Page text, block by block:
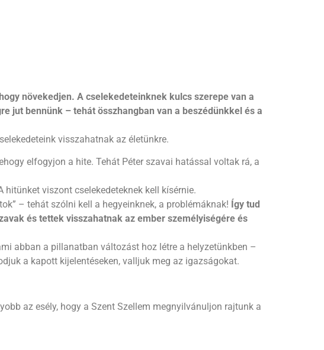
növekedjen. A cselekedeteinknek kulcs szerepe van a
jut bennünk – tehát összhangban van a beszédünkkel és a
visszahatnak az életünkre.
elfogyjon a hite. Tehát Péter szavai hatással voltak rá, a
viszont cselekedeteknek kell kísérnie.
– tehát szólni kell a hegyeinknek, a problémáknak! Így tud
és tettek visszahatnak az ember személyiségére és
abban a pillanatban változást hoz létre a helyzetünkben –
a kapott kijelentéseken, valljuk meg az igazságokat.
az esély, hogy a Szent Szellem megnyilvánuljon rajtunk a